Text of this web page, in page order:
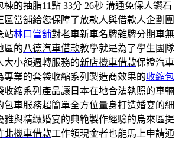
的抽脂11點 33分 26秒 溝通免保人鑽石
區當舖給您保障了放款人與借款人企劃團
站林口當舖對老車新車名牌雜牌分期車無
區的八德汽車借款教學就是為了學生團隊
大小額週轉服務的新店機車借款保證汽車
專業的套袋收縮系列製造商效果的收縮包
收縮系列產品讓日本在地合法執照的車輛
包車服務超簡單全方位量身打造婚宴的細
雅與精緻婚宴的典範製作經驗的烏來區提
北機車借款工作領現金者也能馬上申請通